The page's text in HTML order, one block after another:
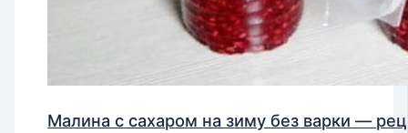
Малина с сахаром на зиму без варки —